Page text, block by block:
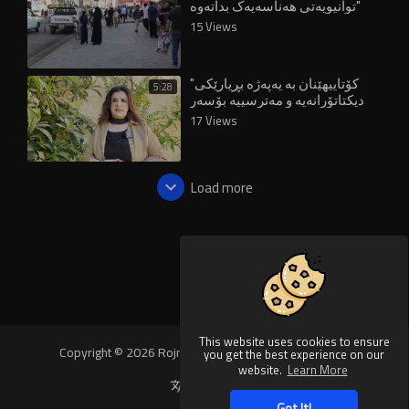
This website uses cookies to ensure
you get the best experience on our
website. Learn More
توانیویەتی هەناسەیەک بداتەوە"
15 Views
5:28 "کۆتاییهێنان بە یەپەژە بڕیارێکی
دیکتاتۆرانەیە و مەترسییە بۆسەر
17 Views
Load more
Copyright © 2026 Rojnews Video. All rights reserved.
Language